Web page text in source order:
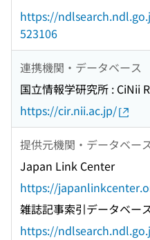
https://
523106
連携機関・データベース
国立情報学研究所 : CiNii
https://cir.nii.ac.jp/
提供元機関・データベー
Japan Link Center
https://
雑誌記事索引データベー
https://